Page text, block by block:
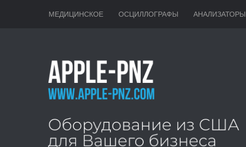
МЕДИЦИНСКОЕ ОСЦИЛЛОГРАФЫ АНАЛИЗАТОРЫ